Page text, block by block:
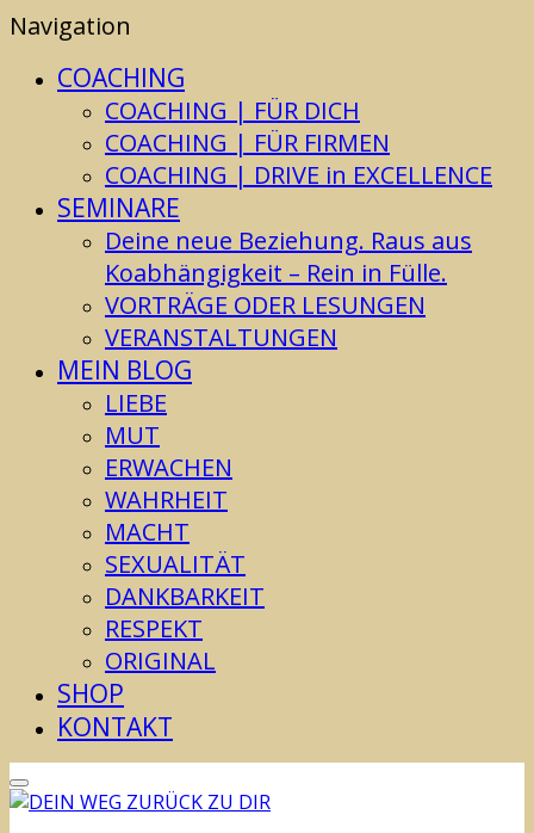
Navigation
COACHING
COACHING | FÜR DICH
COACHING | FÜR FIRMEN
COACHING | DRIVE in EXCELLENCE
SEMINARE
Deine neue Beziehung. Raus aus
Koabhängigkeit – Rein in Fülle.
VORTRÄGE ODER LESUNGEN
VERANSTALTUNGEN
MEIN BLOG
LIEBE
MUT
ERWACHEN
WAHRHEIT
MACHT
SEXUALITÄT
DANKBARKEIT
RESPEKT
ORIGINAL
SHOP
KONTAKT